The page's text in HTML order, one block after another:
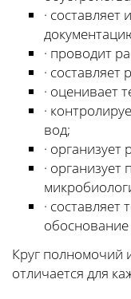
·
· проводит
·
· оценивает
·
вод;
· организует
·
· составляет
обоснование
Круг полномочий
отличается для